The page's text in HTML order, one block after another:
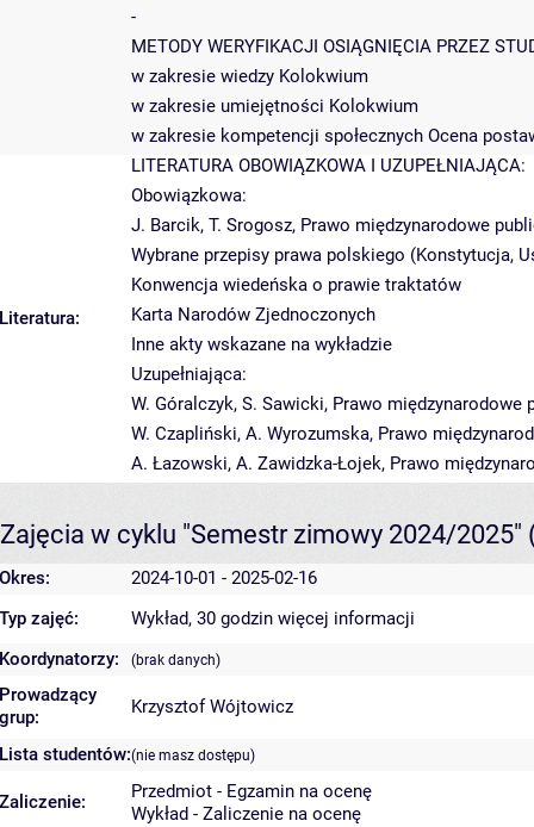
-
METODY WERYFIKACJI OSIĄGNIĘCIA PRZEZ
w zakresie wiedzy Kolokwium
w zakresie umiejętności Kolokwium
w zakresie kompetencji społecznych Ocena
Literatura:
LITERATURA OBOWIĄZKOWA I UZUPEŁNIAJĄCA:
Obowiązkowa:
J. Barcik, T. Srogosz, Prawo międzynarodowe
Wybrane przepisy prawa polskiego (Konstytucja,
Konwencja wiedeńska o prawie traktatów
Karta Narodów Zjednoczonych
Inne akty wskazane na wykładzie
Uzupełniająca:
W. Góralczyk, S. Sawicki, Prawo
W. Czapliński, A. Wyrozumska, Prawo
A. Łazowski, A. Zawidzka-Łojek, Prawo
Zajęcia w cyklu "Semestr zimowy 2024/2025"
Okres:
2024-10-01 - 2025-02-16
Typ zajęć:
Wykład, 30 godzin więcej informacji
Koordynatorzy:
(brak danych)
Prowadzący
grup:
Krzysztof Wójtowicz
Lista studentów:(nie masz dostępu)
Zaliczenie:
Przedmiot - Egzamin na ocenę
Wykład - Zaliczenie na ocenę